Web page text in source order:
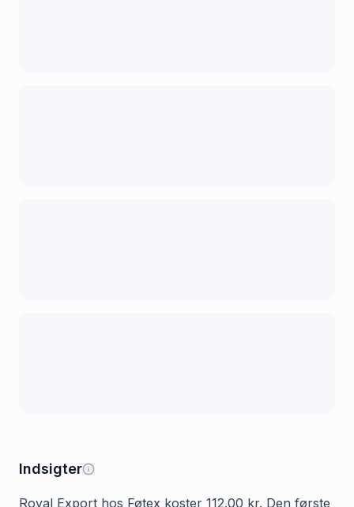
Indsigter
Royal Export hos Føtex koster 112.00 kr. Den første